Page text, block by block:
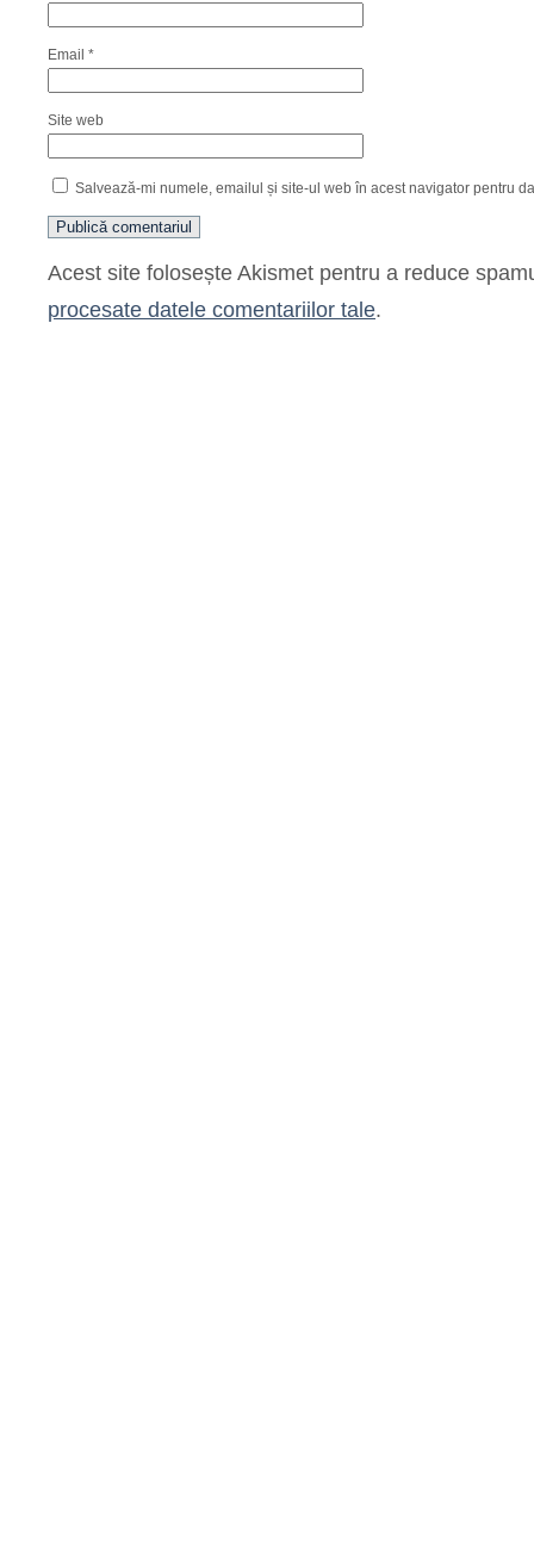
Email *
Site web
Salvează-mi numele, emailul și site-ul web în acest navigator pentru
Acest site folosește Akismet pentru a reduce
procesate datele comentariilor tale.